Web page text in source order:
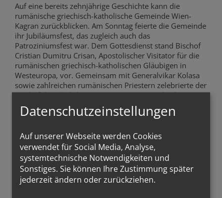
Auf eine bereits zehnjährige Geschichte kann die
rumänische griechisch-katholische Gemeinde Wien-
Kagran zurückblicken. Am Sonntag feierte die Gemeinde
ihr Jubiläumsfest, das zugleich auch das
Patroziniumsfest war. Dem Gottesdienst stand Bischof
Cristian Dumitru Crisan, Apostolischer Visitator für die
rumänischen griechisch-katholischen Gläubigen in
Westeuropa, vor. Gemeinsam mit Generalvikar Kolasa
sowie zahlreichen rumänischen Priestern zelebrierte der
Bischof die Göttliche Liturgie. In seiner Predigt betonte
der Bischof die Bedeutung der lebendigen Gemeinschaft
und des Glaubenszeugnisses der rumänischen Christen
In der Gemeinde Wien-Kagran sind in den vergangenen
zehn Jahren zahlreiche pastorale, kulturelle und
gemeinschaftliche Initiativen entstanden. Dazu gehörten
eine rumänische Schule für Kinder, die Vorbereitung auf
die feierliche Erstkommunion, Konzerte,
Datenschutzeinstellungen
Auf unserer Webseite werden Cookies
verwendet für Social Media, Analyse,
systemtechnische Notwendigkeiten und
Sonstiges. Sie können Ihre Zustimmung später
jederzeit ändern oder zurückziehen.